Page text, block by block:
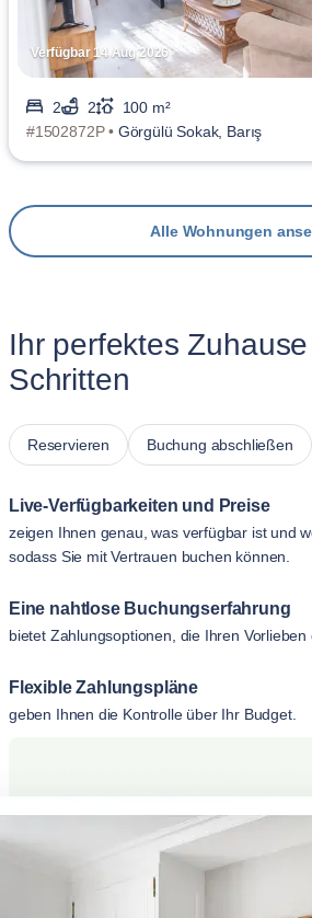
Verfügbar 14 Aug 2026
2 2
100 m²
#1502872P • Görgülü Sokak, Barış
Alle Wohnungen
Ihr perfektes
Schritten
Reservieren Buchung abschließen
Live-Verfügbarkeiten und Preise
zeigen Ihnen genau, was verfügbar ist und
sodass Sie mit Vertrauen buchen können.
Eine nahtlose Buchungserfahrung
bietet Zahlungsoptionen, die Ihren Vorlieben
Flexible Zahlungspläne
geben Ihnen die Kontrolle über Ihr Budget.